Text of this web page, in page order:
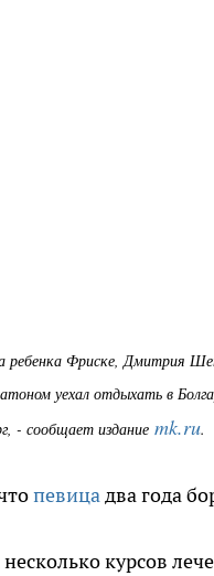
ребенка Фриске, Дмитрия
уехал отдыхать в
- сообщает издание mk.ru.
певицадва года
курсов